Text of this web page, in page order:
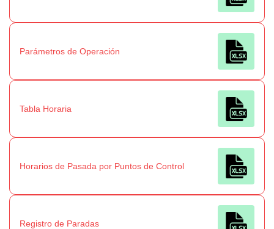
Parámetros de Operación
Tabla Horaria
Horarios de Pasada por Puntos de Control
Registro de Paradas